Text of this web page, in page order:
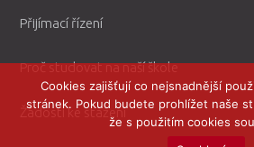
Přijímací řízení
Proč studovat na naší škole
Žádosti ke stažení
Cookies zajišťují co nejsnadnější
stránek. Pokud budete prohlížet naše
že s použitím cookies